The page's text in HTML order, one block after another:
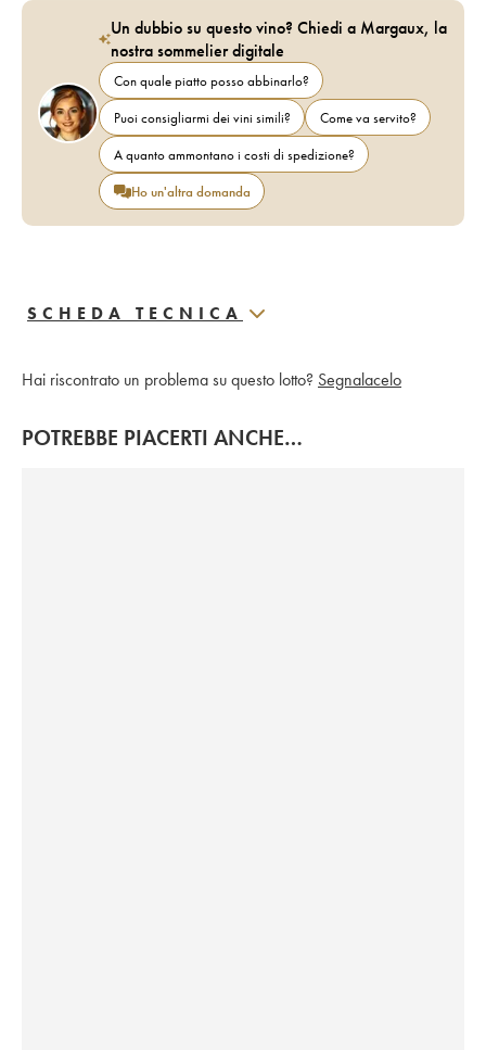
Un dubbio su questo vino? Chiedi a Margaux, la
nostra sommelier digitale
Con quale piatto posso abbinarlo?
Puoi consigliarmi dei vini simili?
Come va servito?
A quanto ammontano i costi di spedizione?
Ho un'altra domanda
SCHEDA TECNICA
Hai riscontrato un problema su questo lotto? Segnalacelo
POTREBBE PIACERTI ANCHE…